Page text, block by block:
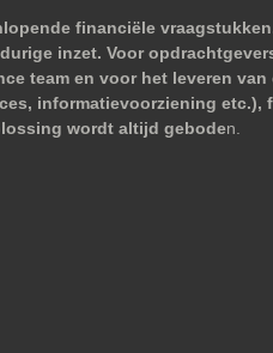
financiële
inzet. Voor
team en voor het leveren
informatievoorziening etc.),
wordt altijd geboden.